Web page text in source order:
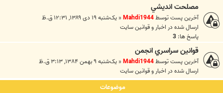
مصلحت انديشي
آخرین پست توسطMahdi1944
« یک‌شنبه ۱۹ دی ۱۳۸۹, ۱۲:۳۱ ق.ظ
ارسال شده در اخبار و قوانين سايت
پاسخ ها: 3
قوانين سراسري انجمن
آخرین پست توسطMahdi1944
« یک‌شنبه ۹ بهمن ۱۳۸۴, ۳:۱۳ ق.ظ
ارسال شده در اخبار و قوانين سايت
موضوعات